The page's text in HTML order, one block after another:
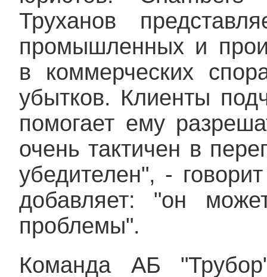
Труханов
промышленных и
в коммерческих
убытков. Клиенты
помогает ему
очень тактичен в
убедителен", -
добавляет: "он
проблемы".
Команда АБ